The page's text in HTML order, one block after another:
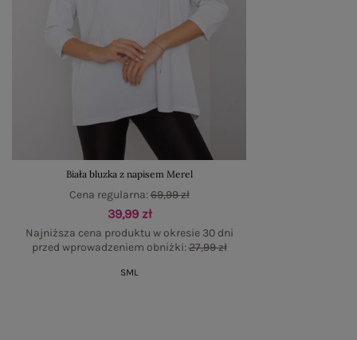
Biała bluzka z napisem Merel
39,99 zł
Najniższa cena produktu w okresie 30 dni
przed wprowadzeniem obniżki:27,99 zł
Cena regularna:69,99 zł
SML